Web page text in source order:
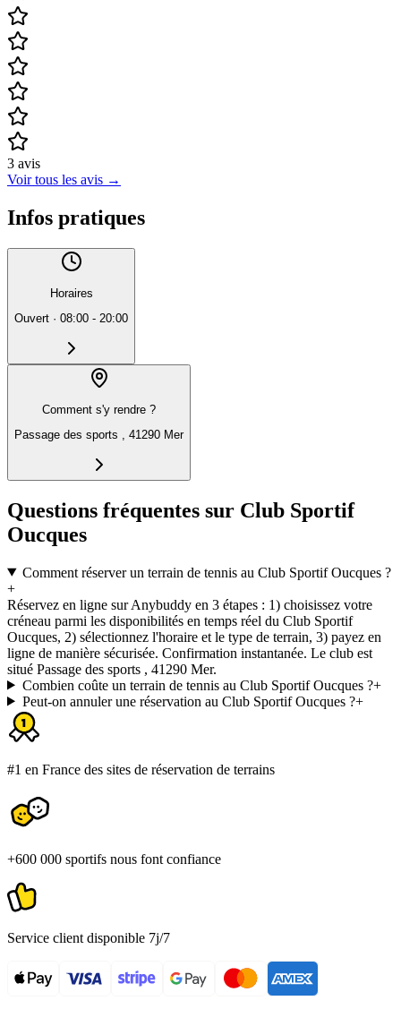
3 avis
Voir tous les avis →
Infos pratiques
Horaires
Ouvert · 08:00 - 20:00
Comment s'y rendre ?
Passage des sports , 41290 Mer
Questions fréquentes sur Club Sportif
Oucques
Comment réserver un terrain de tennis au Club Sportif Oucques ?
+
Réservez en ligne sur Anybuddy en 3 étapes : 1) choisissez votre
créneau parmi les disponibilités en temps réel du Club Sportif
Oucques, 2) sélectionnez l'horaire et le type de terrain, 3) payez en
ligne de manière sécurisée. Confirmation instantanée. Le club est
situé Passage des sports , 41290 Mer.
Combien coûte un terrain de tennis au Club Sportif Oucques ?+
Peut-on annuler une réservation au Club Sportif Oucques ?+
#1 en France des sites de réservation de terrains
+600 000 sportifs nous font confiance
Service client disponible 7j/7